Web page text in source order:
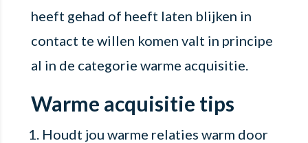
heeft gehad of heeft laten blijken in
contact te willen komen valt in principe
al in de categorie warme acquisitie.
Warme acquisitie tips
Houdt jou warme relaties warm door